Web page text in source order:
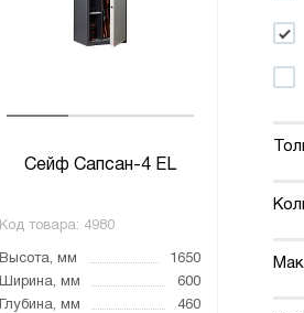
Сейф Сапсан-4 EL
Код товара: 4980
Высота, мм
1650
Ширина, мм
600
Глубина, мм
460